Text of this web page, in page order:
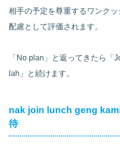
相手の予定を尊重するワンク
配慮として評価されます。
「No plan」と返ってきたら「
lah」と続けます。
nak join lunch geng
待